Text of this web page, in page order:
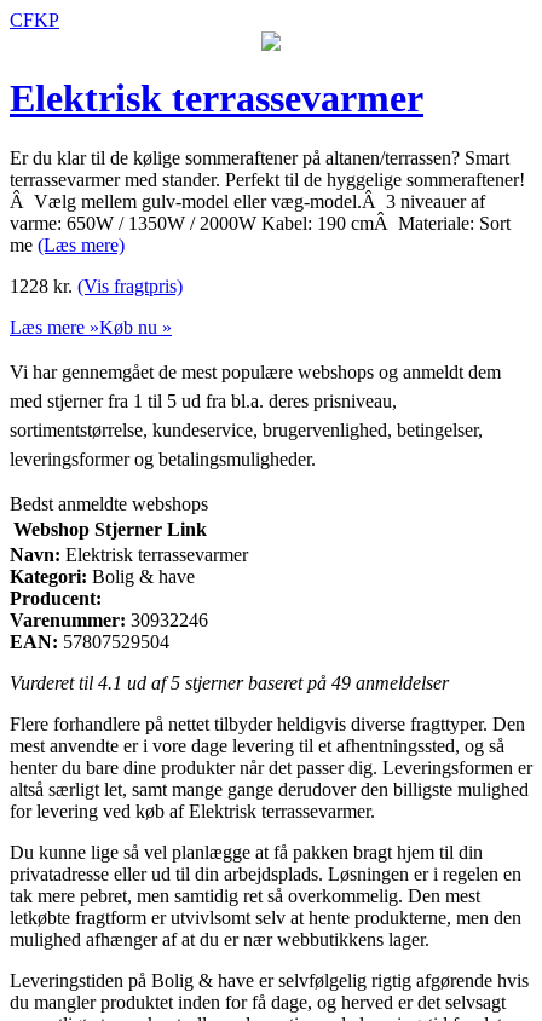
CFKP
Elektrisk terrassevarmer
Er du klar til de kølige sommeraftener på altanen/terrassen? Smart
terrassevarmer med stander. Perfekt til de hyggelige sommeraftener!
Â Vælg mellem gulv-model eller væg-model.Â 3 niveauer af
varme: 650W / 1350W / 2000W Kabel: 190 cmÂ Materiale: Sort
me (Læs mere)
1228 kr. (Vis fragtpris)
Læs mere »Køb nu »
Vi har gennemgået de mest populære webshops og anmeldt dem
med stjerner fra 1 til 5 ud fra bl.a. deres prisniveau,
sortimentstørrelse, kundeservice, brugervenlighed, betingelser,
leveringsformer og betalingsmuligheder.
Bedst anmeldte webshops
Webshop Stjerner Link
Navn: Elektrisk terrassevarmer
Kategori: Bolig & have
Producent:
Varenummer: 30932246
EAN: 57807529504
Vurderet til 4.1 ud af 5 stjerner baseret på 49 anmeldelser
Flere forhandlere på nettet tilbyder heldigvis diverse fragttyper. Den
mest anvendte er i vore dage levering til et afhentningssted, og så
henter du bare dine produkter når det passer dig. Leveringsformen er
altså særligt let, samt mange gange derudover den billigste mulighed
for levering ved køb af Elektrisk terrassevarmer.
Du kunne lige så vel planlægge at få pakken bragt hjem til din
privatadresse eller ud til din arbejdsplads. Løsningen er i regelen en
tak mere pebret, men samtidig ret så overkommelig. Den mest
letkøbte fragtform er utvivlsomt selv at hente produkterne, men den
mulighed afhænger af at du er nær webbutikkens lager.
Leveringstiden på Bolig & have er selvfølgelig rigtig afgørende hvis
du mangler produktet inden for få dage, og herved er det selvsagt